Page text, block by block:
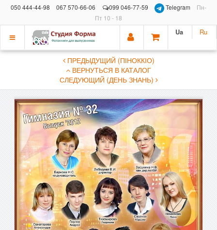
050 444-44-98 067 570-66-06 099 046-77-59 Telegram
Пн-
Пт 10 - 18
Показать
Ua Ru
ПРЕДЫДУЩИЙ (ПІНОККІО)
ВЕРНУТЬСЯ В КАТАЛОГ
СЛЕДУЮЩИЙ (ДЕНЬ ЗНАНЬ)